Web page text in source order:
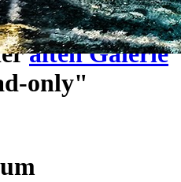
hier existiert
alten Galerie
only"